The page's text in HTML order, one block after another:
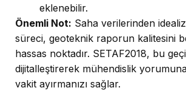
eklenebilir.
Önemli Not: Saha verilerinden
süreci, geoteknik raporun kalitesini
hassas noktadır. SETAF2018, bu
dijitalleştirerek mühendislik
vakit ayırmanızı sağlar.